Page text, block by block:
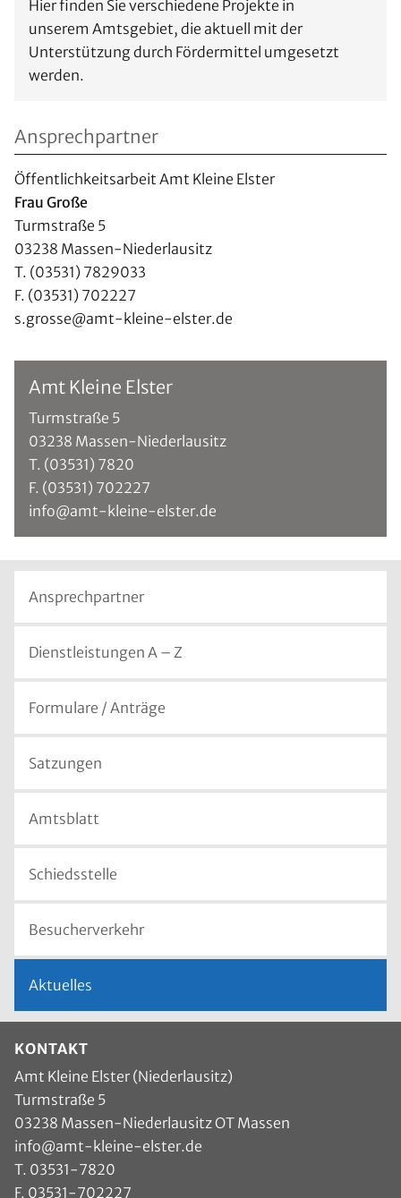
Hier finden Sie verschiedene Projekte in
unserem Amtsgebiet, die aktuell mit der
Unterstützung durch Fördermittel umgesetzt
werden.
Ansprechpartner
Öffentlichkeitsarbeit Amt Kleine Elster
Frau Große
Turmstraße 5
03238 Massen-Niederlausitz
T. (03531) 7829033
F. (03531) 702227
s.grosse@amt-kleine-elster.de
Amt Kleine Elster
Turmstraße 5
03238 Massen-Niederlausitz
T. (03531) 7820
F. (03531) 702227
info@amt-kleine-elster.de
Ansprechpartner
Dienstleistungen A – Z
Formulare / Anträge
Satzungen
Amtsblatt
Schiedsstelle
Besucherverkehr
Aktuelles
KONTAKT
Amt Kleine Elster (Niederlausitz)
Turmstraße 5
03238 Massen-Niederlausitz OT Massen
info@amt-kleine-elster.de
T. 03531-7820
F. 03531-702227